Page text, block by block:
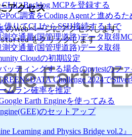
CLIにBacklog MCPを登録する
PoC調査をCoding Agentと進める
借りてCLIからSSH接続するまで
交通量(国管理道路)データ取得
交通量(国管理道路)データ取得
Cloudの初期設定
ッティングする場合のpytestのフ
Challenge 2024で
ムラン確率を推定
Earth Engineを使ってみる
のセットアップ
Learning and Physics Bridge vol.2
アクセス
のWebページにアクセスします。
をクリックします